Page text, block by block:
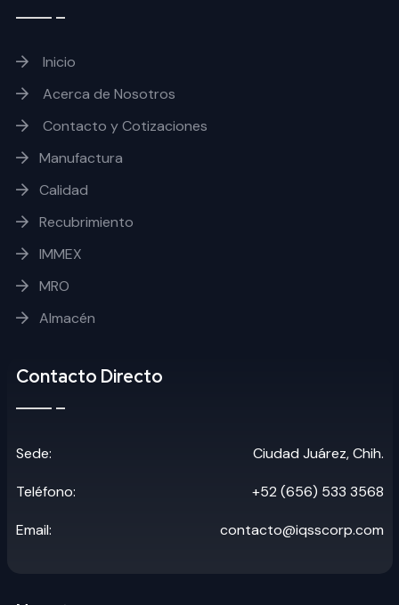
Inicio
Acerca de Nosotros
Contacto y Cotizaciones
Manufactura
Calidad
Recubrimiento
IMMEX
MRO
Almacén
Contacto Directo
Sede: Ciudad Juárez, Chih.
Teléfono: +52 (656) 533 3568
Email: contacto@iqsscorp.com